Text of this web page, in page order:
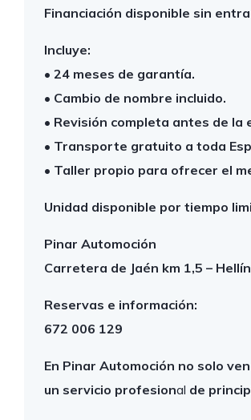
Financiación disponible sin
Incluye:
• 24 meses de garantía.
• Cambio de nombre incluido.
• Revisión completa antes de la
• Transporte gratuito a toda
• Taller propio para ofrecer el
Unidad disponible por tiempo
Pinar Automoción
Carretera de Jaén km 1,5 – Hellín
Reservas e información:
672 006 129
En Pinar Automoción no solo
un servicio profesional de